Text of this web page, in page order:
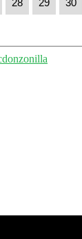
28 29 30